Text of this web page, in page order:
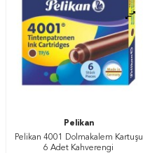
Pelikan
Pelikan 4001 Dolmakalem Kartuşu
6 Adet Kahverengi